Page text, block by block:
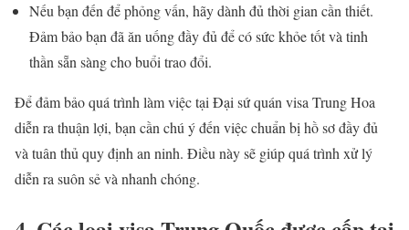
Nếu bạn đến để phỏng vấn, hãy dành đủ thời gian cần thiết.
Đảm bảo bạn đã ăn uống đầy đủ để có sức khỏe tốt và tinh
thần sẵn sàng cho buổi trao đổi.
Để đảm bảo quá trình làm việc tại Đại sứ quán visa Trung Hoa
diễn ra thuận lợi, bạn cần chú ý đến việc chuẩn bị hồ sơ đầy đủ
và tuân thủ quy định an ninh. Điều này sẽ giúp quá trình xử lý
diễn ra suôn sẻ và nhanh chóng.